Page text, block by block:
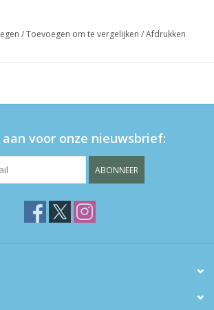
/Toevoegen om te vergelijken /Afdrukken
voor onze nieuwsbrief:
ABONNEER